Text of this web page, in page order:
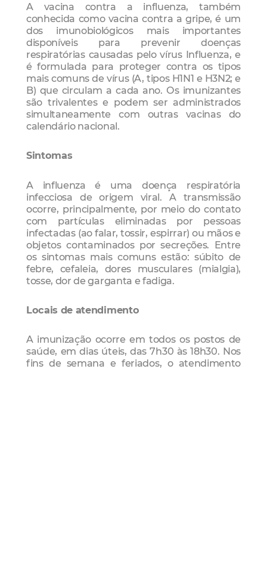
A vacina contra a influenza, também
conhecida como vacina contra a gripe, é um
dos imunobiológicos mais importantes
disponíveis para prevenir doenças
respiratórias causadas pelo vírus Influenza, e
é formulada para proteger contra os tipos
mais comuns de vírus (A, tipos H1N1 e H3N2; e
B) que circulam a cada ano. Os imunizantes
são trivalentes e podem ser administrados
simultaneamente com outras vacinas do
calendário nacional.
Sintomas
A influenza é uma doença respiratória
infecciosa de origem viral. A transmissão
ocorre, principalmente, por meio do contato
com partículas eliminadas por pessoas
infectadas (ao falar, tossir, espirrar) ou mãos e
objetos contaminados por secreções. Entre
os sintomas mais comuns estão: súbito de
febre, cefaleia, dores musculares (mialgia),
tosse, dor de garganta e fadiga.
Locais de atendimento
A imunização ocorre em todos os postos de
saúde, em dias úteis, das 7h30 às 18h30. Nos
fins de semana e feriados, o atendimento